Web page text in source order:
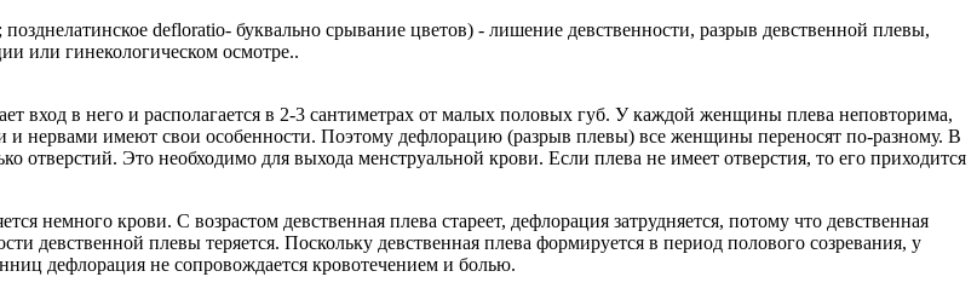
defloratio- буквально срывaние цветов) - лишение девственности, разpыв девственной плевы,
или гинекологическом осмотре..
вход в него и располагается в 2-3 сантиметрах от малых половых губ. У каждой женщины плева неповторима,
нервами имеют свои особенности. Поэтому дефлорацию (разрыв плевы) все женщины переносят по-разному. В
отверстий. Это необходимо для выхода менструальной крови. Если плева не имеет отверстия, то его приходится
немного крови. С возрастом девственная плева стареет, дефлорация затрудняется, потому что девственная
девственной плевы теряется. Поскольку девственная плева формируется в период полового созревания, у
дефлорация не сопровождается кровотечением и болью.